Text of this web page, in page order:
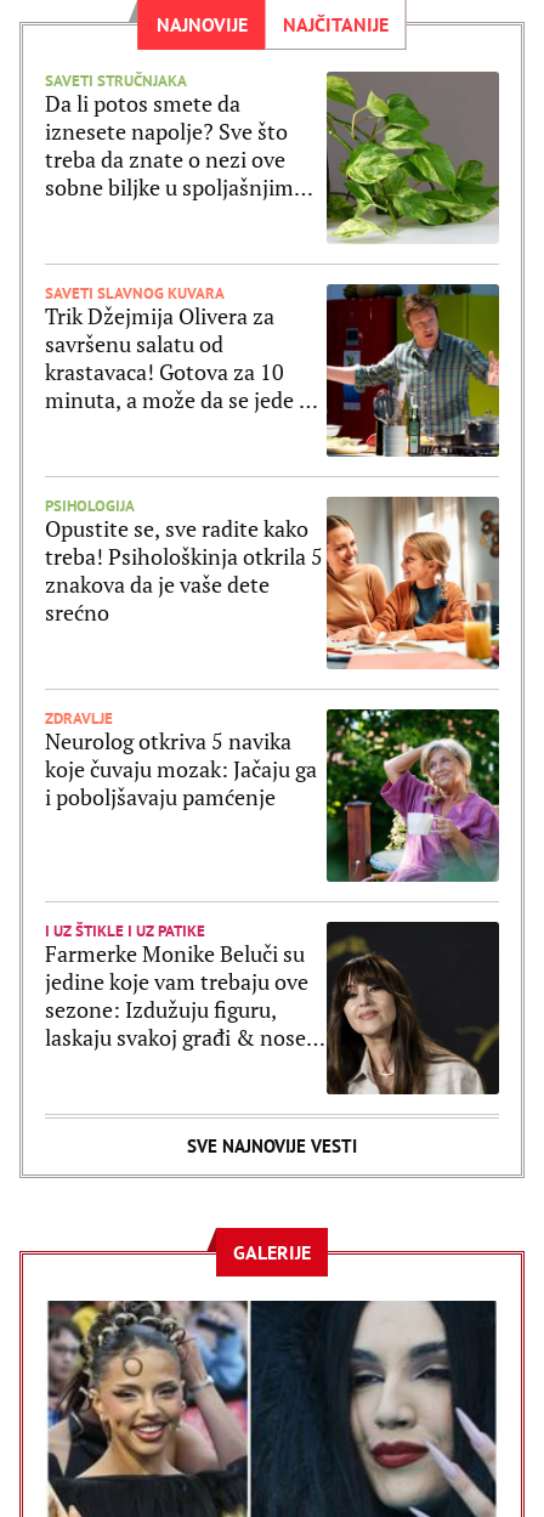
NAJNOVIJE NAJČITANIJE
SAVETI STRUČNJAKA
Da li potos smete da
iznesete napolje? Sve što
treba da znate o nezi ove
sobne biljke u spoljašnjim
SAVETI SLAVNOG KUVARA
Trik Džejmija Olivera za
savršenu salatu od
krastavaca! Gotova za 10
minuta, a može da se jede uz
PSIHOLOGIJA
Opustite se, sve radite kako
treba! Psihološkinja otkrila 5
znakova da je vaše dete
srećno
ZDRAVLJE
Neurolog otkriva 5 navika
koje čuvaju mozak: Jačaju ga
i poboljšavaju pamćenje
I UZ ŠTIKLE I UZ PATIKE
Farmerke Monike Beluči su
jedine koje vam trebaju ove
sezone: Izdužuju figuru,
laskaju svakoj građi & nose
SVE NAJNOVIJE VESTI
GALERIJE